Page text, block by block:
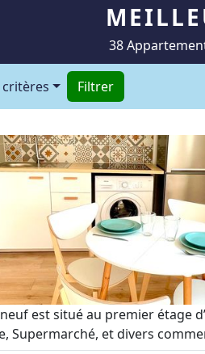
38
critères Filtrer
est situé au premier étage
Supermarché, et divers